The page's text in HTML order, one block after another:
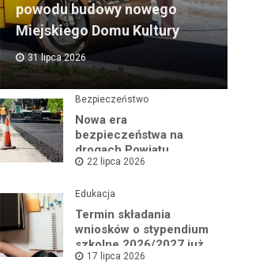
powodu budowy nowego
Miejskiego Domu Kultury
31 lipca 2026
Bezpieczeństwo
Nowa era
bezpieczeństwa na
drogach Powiatu
Mikołowskiego:
Rybnickiej rusza!
22 lipca 2026
Edukacja
Termin składania
wniosków o stypendium
szkolne 2026/2027 już
blisko!
17 lipca 2026